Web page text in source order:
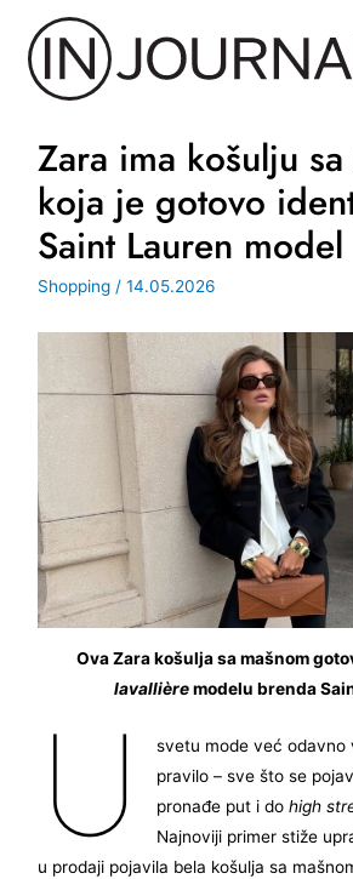
sadržaj
Zara ima košulju
koja je gotovo
Saint Lauren model
Shopping /14.05.2026
Ova Zara košulja sa mašnom
lavallièremodelu brenda
U
svetu mode već odavno
pravilo – sve što se
pronađe put i dohigh
Najnoviji primer stiže
u prodaji pojavila bela košulja sa